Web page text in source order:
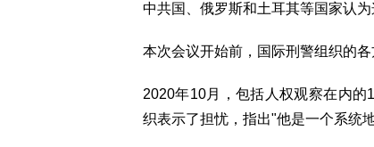
中共国、俄罗斯和土耳其等国家认
本次会议开始前，国际刑警组织的
2020年10月，包括人权观察在内
织表示了担忧，指出"他是一个系统